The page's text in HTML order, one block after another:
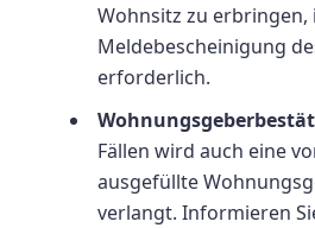
Wohnsitz zu erbringen,
Meldebescheinigung
erforderlich.
Fällen wird auch eine
ausgefüllte
verlangt. Informieren